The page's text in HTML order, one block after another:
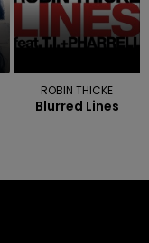
ROBIN THICKE
Blurred Lines